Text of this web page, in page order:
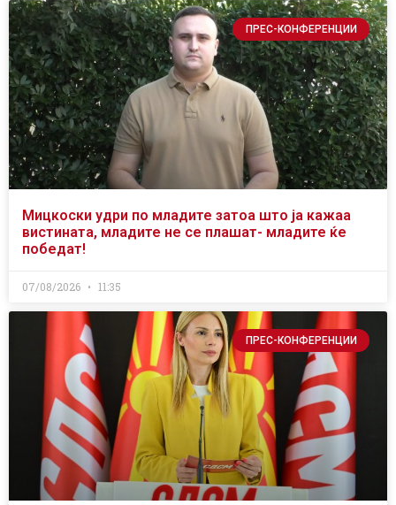
ПРЕС-КОНФЕРЕНЦИИ
Мицкоски удри по младите затоа што ја кажаа
вистината, младите не се плашат- младите ќе
победат!
07/08/2026 11:35
ПРЕС-КОНФЕРЕНЦИИ